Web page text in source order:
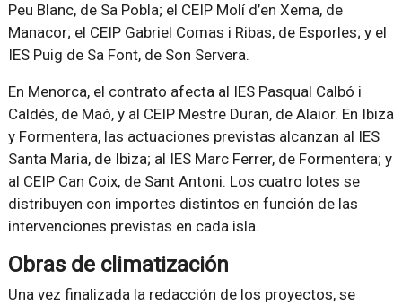
Peu Blanc, de Sa Pobla; el CEIP Molí d’en Xema, de
Manacor; el CEIP Gabriel Comas i Ribas, de Esporles; y el
IES Puig de Sa Font, de Son Servera.
En Menorca, el contrato afecta al IES Pasqual Calbó i
Caldés, de Maó, y al CEIP Mestre Duran, de Alaior. En Ibiza
y Formentera, las actuaciones previstas alcanzan al IES
Santa Maria, de Ibiza; al IES Marc Ferrer, de Formentera; y
al CEIP Can Coix, de Sant Antoni. Los cuatro lotes se
distribuyen con importes distintos en función de las
intervenciones previstas en cada isla.
Obras de climatización
Una vez finalizada la redacción de los proyectos, se